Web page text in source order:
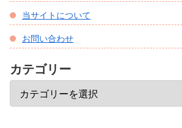
当サイトについて
お問い合わせ
カテゴリー